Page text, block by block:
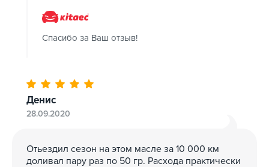
Спасибо за Ваш отзыв!
Денис
28.09.2020
Отьездил сезон на этом масле за 10 000 км
доливал пару раз по 50 гр. Расхода практически